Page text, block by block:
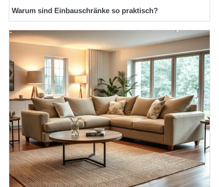
Warum sind Einbauschränke so praktisch?